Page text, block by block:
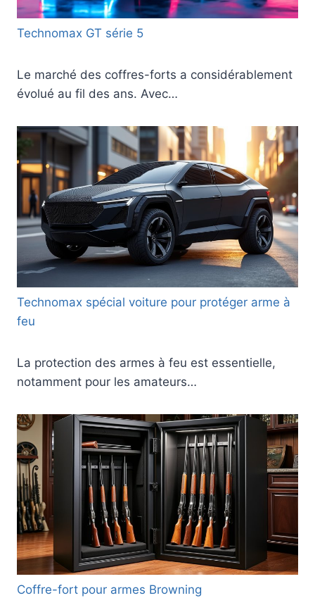
Technomax GT série 5
Le marché des coffres-forts a considérablement
évolué au fil des ans. Avec…
Technomax spécial voiture pour protéger arme à
feu
La protection des armes à feu est essentielle,
notamment pour les amateurs…
Coffre-fort pour armes Browning